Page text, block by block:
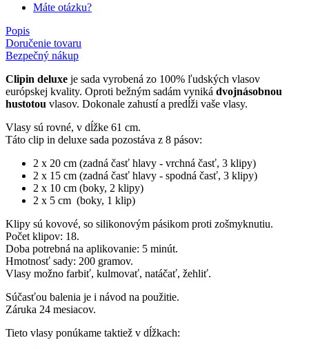
Máte otázku?
Popis
Doručenie tovaru
Bezpečný nákup
Clipin deluxe je sada vyrobená zo 100% ľudských vlasov
európskej kvality. Oproti bežným sadám vyniká dvojnásobnou
hustotou vlasov. Dokonale zahustí a predĺži vaše vlasy.
Vlasy sú rovné, v dĺžke 61 cm.
Táto clip in deluxe sada pozostáva z 8 pásov:
2 x 20 cm (zadná časť hlavy - vrchná časť, 3 klipy)
2 x 15 cm (zadná časť hlavy - spodná časť, 3 klipy)
2 x 10 cm (boky, 2 klipy)
2 x 5 cm (boky, 1 klip)
Klipy sú kovové, so silikonovým pásikom proti zošmyknutiu.
Počet klipov: 18.
Doba potrebná na aplikovanie: 5 minút.
Hmotnosť sady: 200 gramov.
Vlasy možno farbiť, kulmovať, natáčať, žehliť.
Súčasťou balenia je i návod na použitie.
Záruka 24 mesiacov.
Tieto vlasy ponúkame taktiež v dĺžkach: